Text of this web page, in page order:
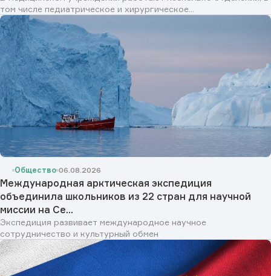
том числе педиатрическое и хирургическое...
Общество 06.08.2026
Международная арктическая экспедиция
объединила школьников из 22 стран для научной
миссии на Се...
Экспедиция развивает международное научное
сотрудничество и культурный обмен